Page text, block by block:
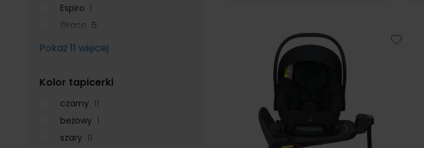
Espiro 1
Graco 5
Pokaż 11 więcej
Kolor tapicerki
czarny 11
beżowy 1
szary 11